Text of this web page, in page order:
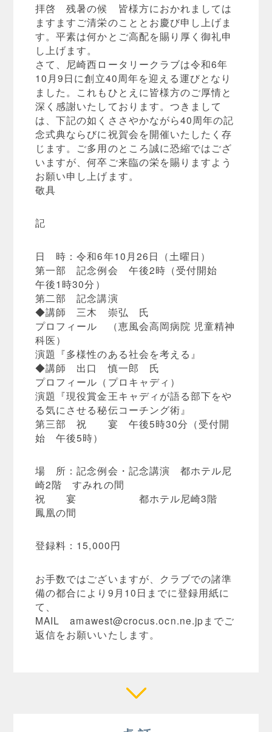
拝啓 残暑の候 皆様方におかれましては
ますますご清栄のこととお慶び申し上げま
す。平素は何かとご高配を賜り厚く御礼申
し上げます。
さて、尼崎西ロータリークラブは令和6年
10月9日に創立40周年を迎える運びとなり
ました。これもひとえに皆様方のご厚情と
深く感謝いたしております。つきまして
は、下記の如くささやかながら40周年の記
念式典ならびに祝賀会を開催いたしたく存
じます。ご多用のところ誠に恐縮ではござ
いますが、何卒ご来臨の栄を賜りますよう
お願い申し上げます。
敬具
記
日 時：令和6年10月26日（土曜日）
第一部 記念例会 午後2時（受付開始
午後1時30分）
第二部 記念講演
◆講師 三木 崇弘 氏
プロフィール （恵風会高岡病院 児童精神
科医）
演題『多様性のある社会を考える』
◆講師 出口 慎一郎 氏
プロフィール（プロキャディ）
演題『現役賞金王キャディが語る部下をや
る気にさせる秘伝コーチング術』
第三部 祝 宴 午後5時30分（受付開
始 午後5時）
場 所：記念例会・記念講演 都ホテル尼
崎2階 すみれの間
祝 宴 都ホテル尼崎3階
鳳凰の間
登録料：15,000円
お手数ではございますが、クラブでの諸準
備の都合により9月10日までに登録用紙に
て、
MAILamawest@crocus.ocn.ne.jpまでご
返信をお願いいたします。